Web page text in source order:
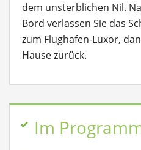
dem unsterblichen Nil.
Bord verlassen Sie das
zum Flughafen-Luxor,
Hause zurück.
Im